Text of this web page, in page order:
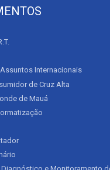
Internacionais
de Cruz Alta
de Mauá